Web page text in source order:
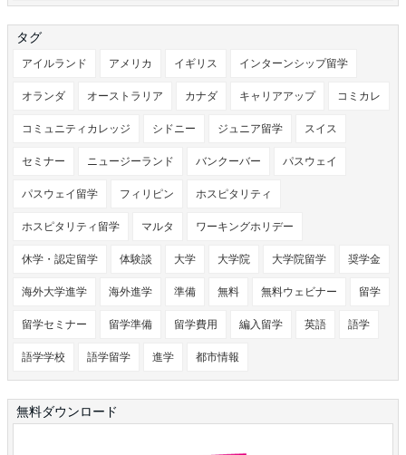
タグ
アイルランド アメリカ イギリス インターンシップ留学
オランダ オーストラリア カナダ キャリアアップ コミカレ
コミュニティカレッジ シドニー ジュニア留学 スイス
セミナー ニュージーランド バンクーバー パスウェイ
パスウェイ留学 フィリピン ホスピタリティ
ホスピタリティ留学 マルタ ワーキングホリデー
休学・認定留学 体験談 大学 大学院 大学院留学 奨学金
海外大学進学 海外進学 準備 無料 無料ウェビナー 留学
留学セミナー 留学準備 留学費用 編入留学 英語 語学
語学学校 語学留学 進学 都市情報
無料ダウンロード